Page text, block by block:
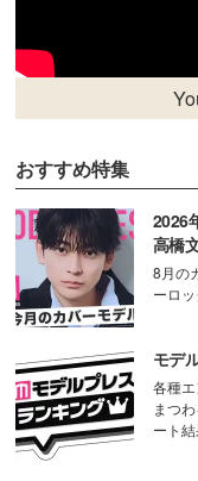
おすすめ特集
2026
高橋
8月の
ーロ
モデ
各種
まつ
ート